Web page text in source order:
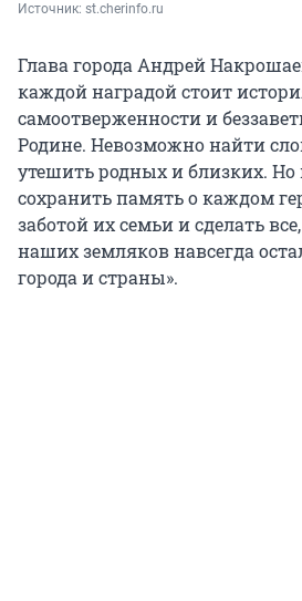
Источник: st.cherinfo.ru
Глава города Андрей
каждой наградой стоит
самоотверженности и
Родине. Невозможно найти
утешить родных и близких.
сохранить память о каждом
заботой их семьи и сделать
наших земляков навсегда
города и страны».